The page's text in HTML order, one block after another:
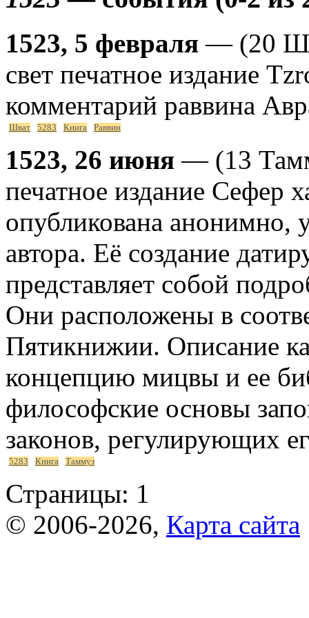
1523, 5 февраля — (20
свет печатное издание
комментарий раввина
Шват 5283 Книга Раввин
1523, 26 июня — (13
печатное издание Сефер
опубликована анонимно,
автора. Её создание
представляет собой
Они расположены в
Пятикнижии. Описание
концепцию мицвы и ее
философские основы
законов, регулирующих
5283 Книга Таммуз
Страницы: 1
© 2006-2026, Карта сайта